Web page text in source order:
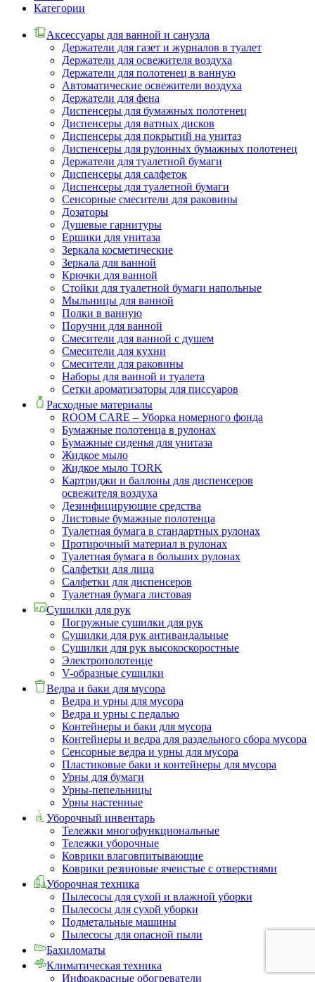
Категории
Аксессуары для ванной и санузла
Держатели для газет и журналов в туалет
Держатели для освежителя воздуха
Держатели для полотенец в ванную
Автоматические освежители воздуха
Держатели для фена
Диспенсеры для бумажных полотенец
Диспенсеры для ватных дисков
Диспенсеры для покрытий на унитаз
Диспенсеры для рулонных бумажных полотенец
Держатели для туалетной бумаги
Диспенсеры для салфеток
Диспенсеры для туалетной бумаги
Сенсорные смесители для раковины
Дозаторы
Душевые гарнитуры
Ершики для унитаза
Зеркала косметические
Зеркала для ванной
Крючки для ванной
Стойки для туалетной бумаги напольные
Мыльницы для ванной
Полки в ванную
Поручни для ванной
Смесители для ванной с душем
Смесители для кухни
Смесители для раковины
Наборы для ванной и туалета
Сетки ароматизаторы для писсуаров
Расходные материалы
ROOM CARE – Уборка номерного фонда
Бумажные полотенца в рулонах
Бумажные сиденья для унитаза
Жидкое мыло
Жидкое мыло TORK
Картриджи и баллоны для диспенсеров
освежителя воздуха
Дезинфицирующие средства
Листовые бумажные полотенца
Туалетная бумага в стандартных рулонах
Протирочный материал в рулонах
Туалетная бумага в больших рулонах
Салфетки для лица
Салфетки для диспенсеров
Туалетная бумага листовая
Сушилки для рук
Погружные сушилки для рук
Сушилки для рук антивандальные
Сушилки для рук высокоскоростные
Электрополотенце
V-образные сушилки
Ведра и баки для мусора
Ведра и урны для мусора
Ведра и урны с педалью
Контейнеры и баки для мусора
Контейнеры и ведра для раздельного сбора мусора
Сенсорные ведра и урны для мусора
Пластиковые баки и контейнеры для мусора
Урны для бумаги
Урны-пепельницы
Урны настенные
Уборочный инвентарь
Тележки многофункциональные
Тележки уборочные
Коврики влаговпитывающие
Коврики резиновые ячеистые с отверстиями
Уборочная техника
Пылесосы для сухой и влажной уборки
Пылесосы для сухой уборки
Подметальные машины
Пылесосы для опасной пыли
Бахиломаты
Климатическая техника
Инфракрасные обогреватели